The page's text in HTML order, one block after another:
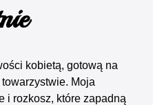
kobietą, gotową na
Moja
i rozkosz, które zapadną